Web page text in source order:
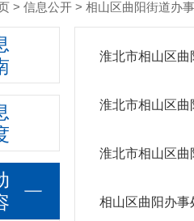
> 信息公开 > 相山区曲阳街道办
淮北市相山区曲
淮北市相山区
淮北市相山区
相山区曲阳办